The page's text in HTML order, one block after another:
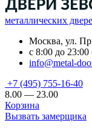
металлических
Москва, ул.
с 8:00 до
info@metal-
+7 (495) 755-16-40
8.00 — 23.00
Корзина
Вызвать замерщика